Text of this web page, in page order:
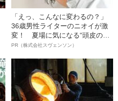
「えっ、こんなに変わるの？」
36歳男性ライターのニオイが激
変！ 夏場に気になる“頭皮のニ
オイ”や“ベタつき”を解消す
ト”が生み出した徹底ケアとは
PR（株式会社スヴェンソン）